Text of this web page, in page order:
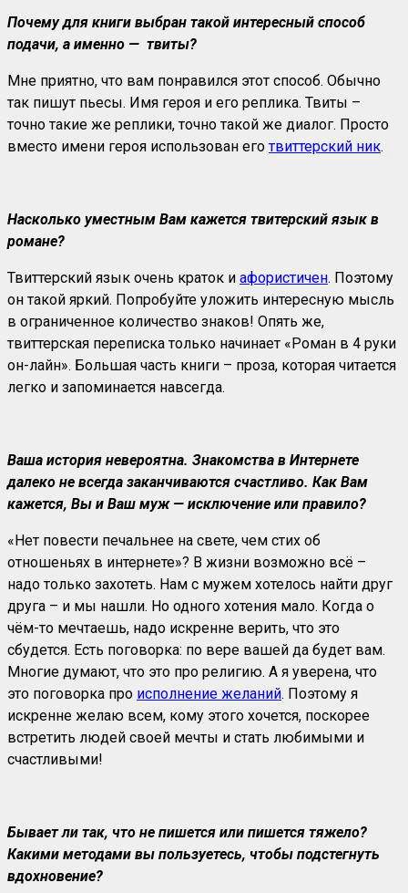
Почему для книги выбран такой интересный способ
подачи, а именно — твиты?
Мне приятно, что вам понравился этот способ. Обычно
так пишут пьесы. Имя героя и его реплика. Твиты –
точно такие же реплики, точно такой же диалог. Просто
вместо имени героя использован его твиттерский ник.
Насколько уместным Вам кажется твитерский язык в
романе?
Твиттерский язык очень краток и афористичен. Поэтому
он такой яркий. Попробуйте уложить интересную мысль
в ограниченное количество знаков! Опять же,
твиттерская переписка только начинает «Роман в 4 руки
он-лайн». Большая часть книги – проза, которая читается
легко и запоминается навсегда.
Ваша история невероятна. Знакомства в Интернете
далеко не всегда заканчиваются счастливо. Как Вам
кажется, Вы и Ваш муж — исключение или правило?
«Нет повести печальнее на свете, чем стих об
отношеньях в интернете»? В жизни возможно всё –
надо только захотеть. Нам с мужем хотелось найти друг
друга – и мы нашли. Но одного хотения мало. Когда о
чём-то мечтаешь, надо искренне верить, что это
сбудется. Есть поговорка: по вере вашей да будет вам.
Многие думают, что это про религию. А я уверена, что
это поговорка про исполнение желаний. Поэтому я
искренне желаю всем, кому этого хочется, поскорее
встретить людей своей мечты и стать любимыми и
счастливыми!
Бывает ли так, что не пишется или пишется тяжело?
Какими методами вы пользуетесь, чтобы подстегнуть
вдохновение?